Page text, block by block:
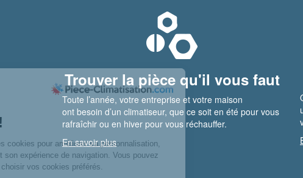
Trouver la pièce qu'il vous faut
Toute l’année, votre entreprise et votre maison
ont besoin d’un climatiseur, que ce soit en été pour vous
rafraîchir ou en hiver pour vous réchauffer.
En savoir plus